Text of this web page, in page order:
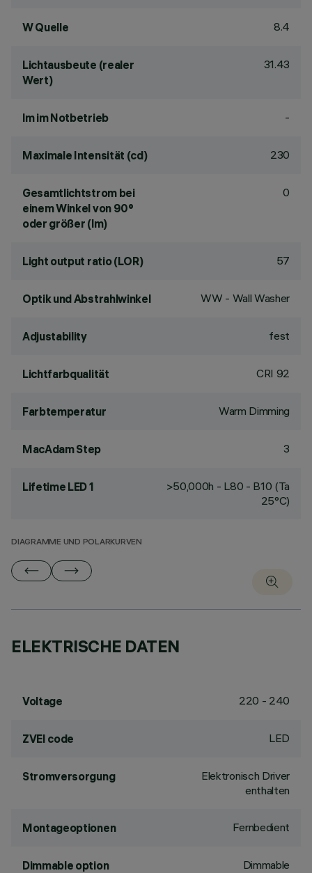
W Quelle 8.4
Lichtausbeute (realer
Wert)
31.43
lm im Notbetrieb -
Maximale Intensität (cd) 230
Gesamtlichtstrom bei
einem Winkel von 90°
oder größer (lm)
0
Light output ratio (LOR) 57
Optik und Abstrahlwinkel WW - Wall Washer
Adjustability fest
Lichtfarbqualität CRI 92
Farbtemperatur Warm Dimming
MacAdam Step 3
Lifetime LED 1
>50,000h - L80 - B10 (Ta
25°C)
DIAGRAMME UND POLARKURVEN
ELEKTRISCHE DATEN
Voltage 220 - 240
ZVEI code LED
Stromversorgung
Elektronisch Driver
enthalten
Montageoptionen Fernbedient
Dimmable option Dimmable